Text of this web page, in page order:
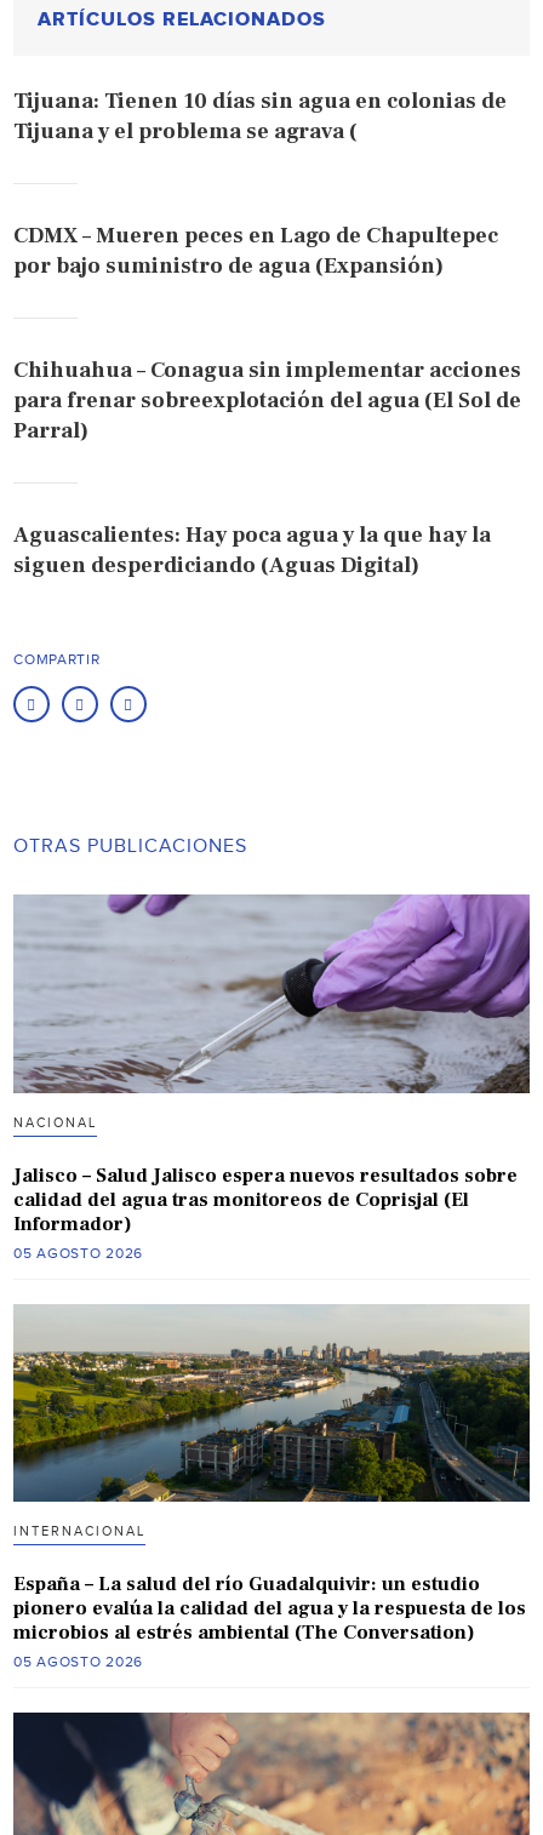
ARTÍCULOS RELACIONADOS
Tijuana: Tienen 10 días sin agua en colonias de
Tijuana y el problema se agrava (
CDMX – Mueren peces en Lago de Chapultepec
por bajo suministro de agua (Expansión)
Chihuahua – Conagua sin implementar acciones
para frenar sobreexplotación del agua (El Sol de
Parral)
Aguascalientes: Hay poca agua y la que hay la
siguen desperdiciando (Aguas Digital)
COMPARTIR
OTRAS PUBLICACIONES
NACIONAL
Jalisco – Salud Jalisco espera nuevos resultados sobre
calidad del agua tras monitoreos de Coprisjal (El
Informador)
05 AGOSTO 2026
INTERNACIONAL
España – La salud del río Guadalquivir: un estudio
pionero evalúa la calidad del agua y la respuesta de los
microbios al estrés ambiental (The Conversation)
05 AGOSTO 2026